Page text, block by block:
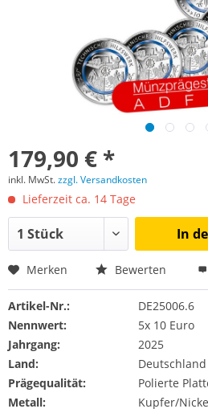
179,90 € *
inkl. MwSt.zzgl. Versandkosten
Lieferzeit ca. 14 Tage
In
Merken Bewerten
Artikel-Nr.:
DE25006.6
Nennwert:
5x 10 Euro
Jahrgang:
2025
Land:
Deutschland
Prägequalität:
Polierte
Metall:
Kupfer/